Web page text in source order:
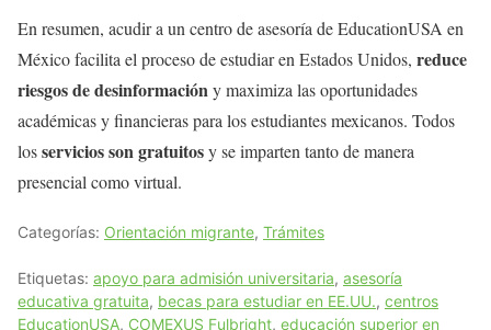
En resumen, acudir a un centro de asesoría de EducationUSA en
México facilita el proceso de estudiar en Estados Unidos, reduce
riesgos de desinformacióny maximiza las oportunidades
académicas y financieras para los estudiantes mexicanos. Todos
losservicios son gratuitosy se imparten tanto de manera
presencial como virtual.
Categorías: Orientación migrante, Trámites
Etiquetas: apoyo para admisión universitaria, asesoría
educativa gratuita, becas para estudiar en EE.UU., centros
EducationUSA, COMEXUS Fulbright, educación superior en